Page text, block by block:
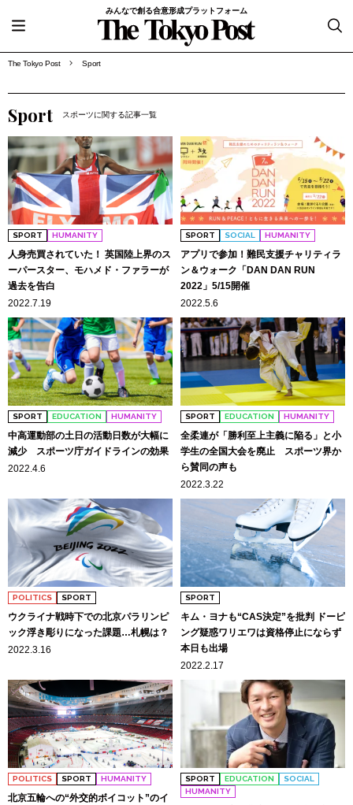
みんなで創る合意形成プラットフォーム
The Tokyo Post Sport
Sport スポーツに関する記事一覧
SPORT HUMANITY
人身売買されていた！ 英国陸上界のス
ーパースター、モハメド・ファラーが
過去を告白
2022.7.19
SPORT SOCIAL HUMANITY
アプリで参加！難民支援チャリティラ
ン＆ウォーク「DAN DAN RUN
2022」5/15開催
2022.5.6
SPORT EDUCATION HUMANITY
中高運動部の土日の活動日数が大幅に
減少 スポーツ庁ガイドラインの効果
2022.4.6
SPORT EDUCATION HUMANITY
全柔連が「勝利至上主義に陥る」と小
学生の全国大会を廃止 スポーツ界か
ら賛同の声も
2022.3.22
POLITICS SPORT
ウクライナ戦時下での北京パラリンピ
ック浮き彫りになった課題…札幌は？
2022.3.16
SPORT
キム・ヨナも“CAS決定”を批判 ドーピ
ング疑惑ワリエワは資格停止にならず
本日も出場
2022.2.17
POLITICS SPORT HUMANITY
北京五輪への“外交的ボイコット”のイ
SPORT EDUCATION
SOCIAL
HUMANITY